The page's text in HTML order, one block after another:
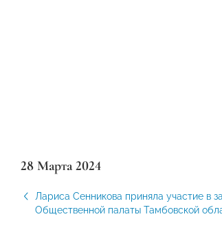
28 Марта 2024
Лариса Сенникова приняла участие в
Общественной палаты Тамбовской